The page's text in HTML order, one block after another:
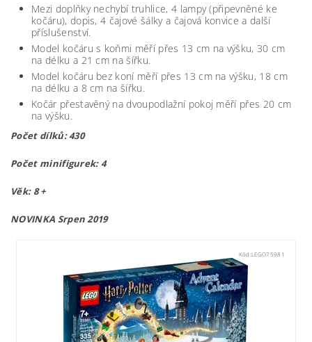
Mezi doplňky nechybí truhlice, 4 lampy (připevněné ke
kočáru), dopis, 4 čajové šálky a čajová konvice a další
příslušenství.
Model kočáru s koňmi měří přes 13 cm na výšku, 30 cm
na délku a 21 cm na šířku.
Model kočáru bez koní měří přes 13 cm na výšku, 18 cm
na délku a 8 cm na šířku.
Kočár přestavěný na dvoupodlažní pokoj měří přes 20 cm
na výšku.
Počet dílků: 430
Počet minifigurek: 4
Věk: 8 +
NOVINKA Srpen 2019
Kód:LEGO75981